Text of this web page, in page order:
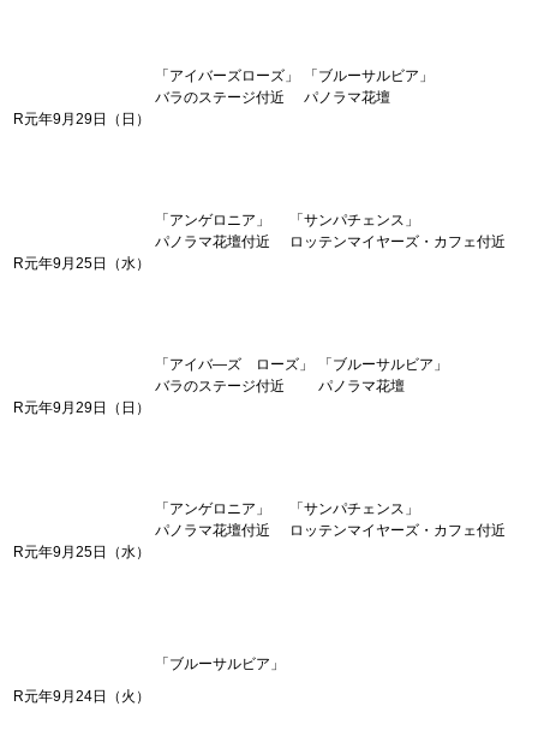
R元年9月29日（日）
「アイバーズローズ」
バラのステージ付近
「ブルーサルビア」
パノラマ花壇
R元年9月25日（水）
「アンゲロニア」
パノラマ花壇付近
「サンパチェンス」
ロッテンマイヤーズ・カフェ付近
R元年9月29日（日）
「アイバ―ズ ローズ」
バラのステージ付近
「ブルーサルビア」
パノラマ花壇
R元年9月25日（水）
「アンゲロニア」
パノラマ花壇付近
「サンパチェンス」
ロッテンマイヤーズ・カフェ付近
R元年9月24日（火）
「ブルーサルビア」